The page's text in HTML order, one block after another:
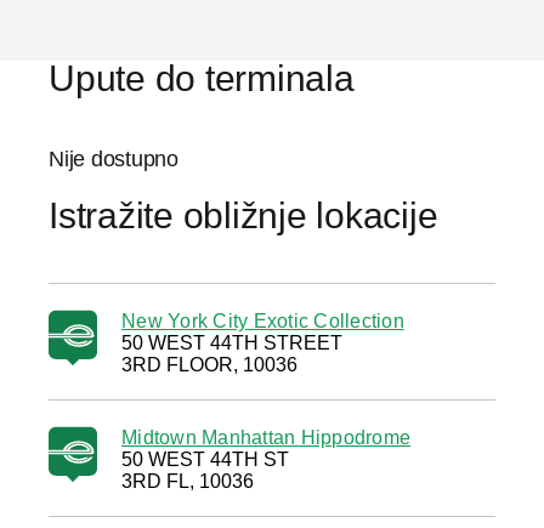
Upute do terminala
Nije dostupno
Istražite obližnje lokacije
New York City Exotic Collection
50 WEST 44TH STREET
3RD FLOOR, 10036
Midtown Manhattan Hippodrome
50 WEST 44TH ST
3RD FL, 10036